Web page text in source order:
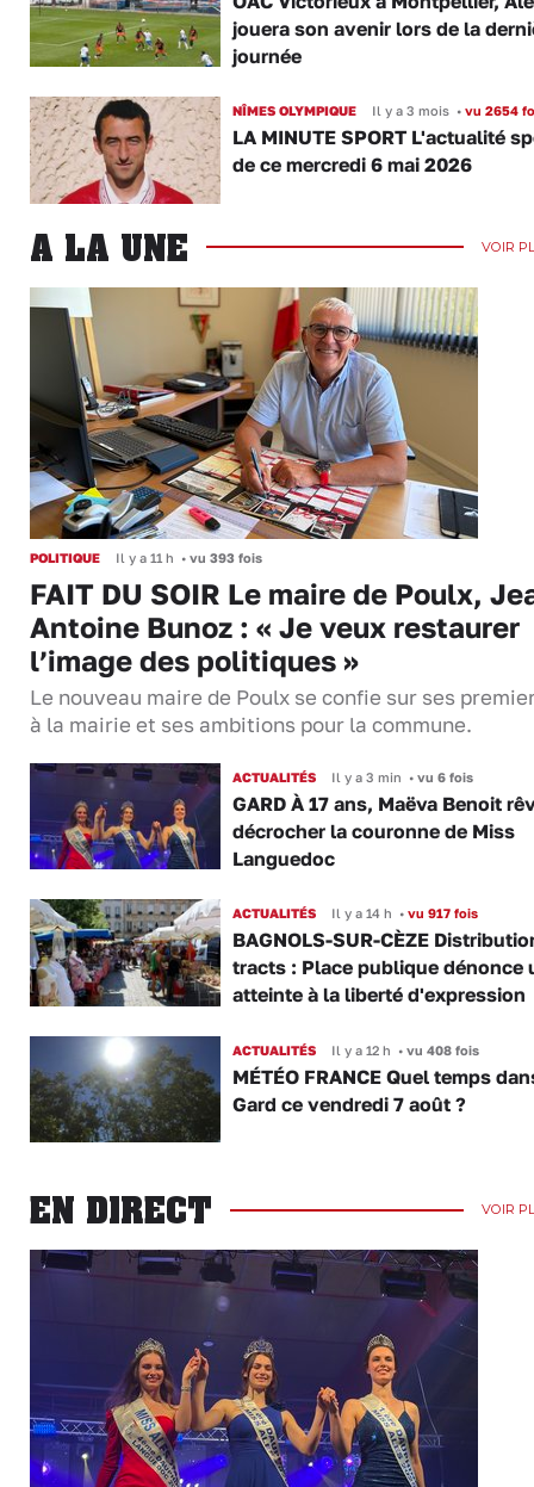
jouera son avenir lors de la
journée
NÎMES OLYMPIQUE Il y a 3 mois •vu 2654
LA MINUTE SPORT L'actualité
de ce mercredi 6 mai 2026
A LA UNE VOIR
POLITIQUE Il y a 11 h • vu 393 fois
FAIT DU SOIR Le maire de Poulx,
Antoine Bunoz : « Je veux restaurer
l’image des politiques »
Le nouveau maire de Poulx se confie sur ses
à la mairie et ses ambitions pour la commune.
ACTUALITÉS Il y a 3 min •vu 6 fois
GARD À 17 ans, Maëva Benoit
décrocher la couronne de Miss
Languedoc
ACTUALITÉS Il y a 14 h •vu 917 fois
BAGNOLS-SUR-CÈZE
tracts : Place publique dénonce
atteinte à la liberté d'expression
ACTUALITÉS Il y a 12 h •vu 408 fois
MÉTÉO FRANCE Quel temps
Gard ce vendredi 7 août ?
EN DIRECT VOIR